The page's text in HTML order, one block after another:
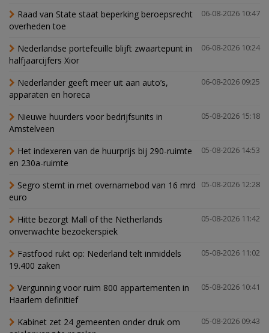
06-08-2026 10:47
Raad van State staat beperking beroepsrecht
overheden toe
06-08-2026 10:24
Nederlandse portefeuille blijft zwaartepunt in
halfjaarcijfers Xior
06-08-2026 09:25
Nederlander geeft meer uit aan auto’s,
apparaten en horeca
05-08-2026 15:18
Nieuwe huurders voor bedrijfsunits in
Amstelveen
05-08-2026 14:53
Het indexeren van de huurprijs bij 290-ruimte
en 230a-ruimte
05-08-2026 12:28
Segro stemt in met overnamebod van 16 mrd
euro
05-08-2026 11:42
Hitte bezorgt Mall of the Netherlands
onverwachte bezoekerspiek
05-08-2026 11:02
Fastfood rukt op: Nederland telt inmiddels
19.400 zaken
05-08-2026 10:41
Vergunning voor ruim 800 appartementen in
Haarlem definitief
05-08-2026 09:43
Kabinet zet 24 gemeenten onder druk om